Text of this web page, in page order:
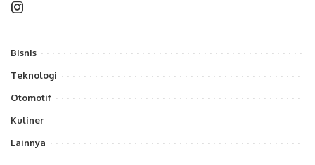
Bisnis
Teknologi
Otomotif
Kuliner
Lainnya